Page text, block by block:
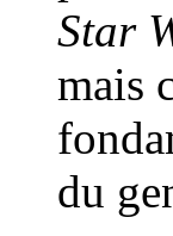
Star
mais
du